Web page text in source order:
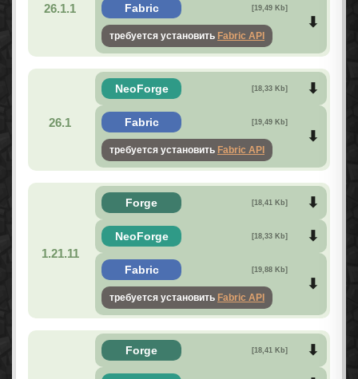
26.1.1 Fabric [19,49 Kb]
требуется установить Fabric API
26.1
NeoForge [18,33 Kb]
Fabric [19,49 Kb]
требуется установить Fabric API
1.21.11
Forge [18,41 Kb]
NeoForge [18,33 Kb]
Fabric [19,88 Kb]
требуется установить Fabric API
Forge [18,41 Kb]